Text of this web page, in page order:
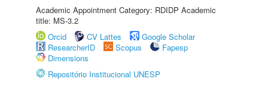
Academic Appointment Category: RDIDP Academic
title: MS-3.2
Orcid
CV Lattes
Google Scholar
ResearcherID
Scopus
Fapesp
Dimensions
Repositório Institucional UNESP